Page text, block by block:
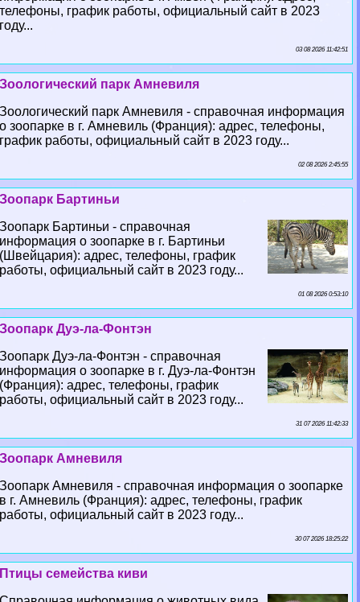
телефоны, график работы, официальный сайт в 2023
году...
03 08 2026 11:42:51
Зоологический парк Амневиля
Зоологический парк Амневиля - справочная информация
о зоопарке в г. Амневиль (Франция): адрес, телефоны,
график работы, официальный сайт в 2023 году...
02 08 2026 2:45:55
Зоопарк Бартиньи
Зоопарк Бартиньи - справочная
информация о зоопарке в г. Бартиньи
(Швейцария): адрес, телефоны, график
работы, официальный сайт в 2023 году...
01 08 2026 0:53:10
Зоопарк Дуэ-ла-Фонтэн
Зоопарк Дуэ-ла-Фонтэн - справочная
информация о зоопарке в г. Дуэ-ла-Фонтэн
(Франция): адрес, телефоны, график
работы, официальный сайт в 2023 году...
31 07 2026 11:42:33
Зоопарк Амневиля
Зоопарк Амневиля - справочная информация о зоопарке
в г. Амневиль (Франция): адрес, телефоны, график
работы, официальный сайт в 2023 году...
30 07 2026 18:25:22
Птицы семейства киви